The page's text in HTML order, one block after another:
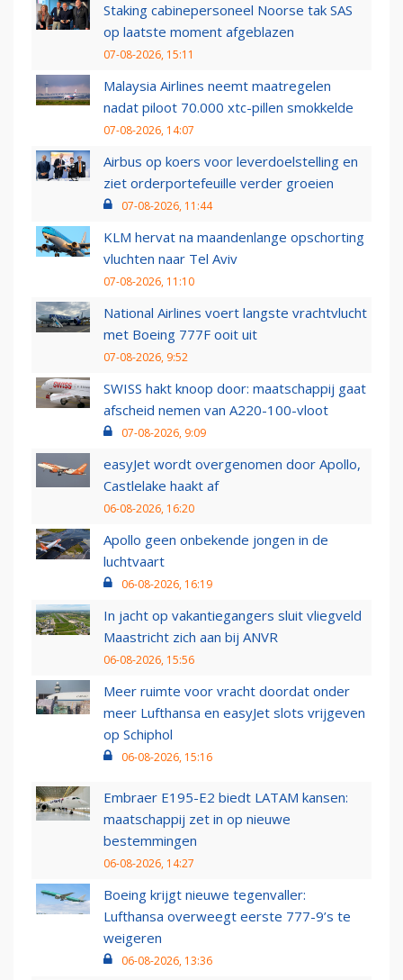
Staking cabinepersoneel Noorse tak SAS
op laatste moment afgeblazen
07-08-2026, 15:11
Malaysia Airlines neemt maatregelen
nadat piloot 70.000 xtc-pillen smokkelde
07-08-2026, 14:07
Airbus op koers voor leverdoelstelling en
ziet orderportefeuille verder groeien
07-08-2026, 11:44
KLM hervat na maandenlange opschorting
vluchten naar Tel Aviv
07-08-2026, 11:10
National Airlines voert langste vrachtvlucht
met Boeing 777F ooit uit
07-08-2026, 9:52
SWISS hakt knoop door: maatschappij gaat
afscheid nemen van A220-100-vloot
07-08-2026, 9:09
easyJet wordt overgenomen door Apollo,
Castlelake haakt af
06-08-2026, 16:20
Apollo geen onbekende jongen in de
luchtvaart
06-08-2026, 16:19
In jacht op vakantiegangers sluit vliegveld
Maastricht zich aan bij ANVR
06-08-2026, 15:56
Meer ruimte voor vracht doordat onder
meer Lufthansa en easyJet slots vrijgeven
op Schiphol
06-08-2026, 15:16
Embraer E195-E2 biedt LATAM kansen:
maatschappij zet in op nieuwe
bestemmingen
06-08-2026, 14:27
Boeing krijgt nieuwe tegenvaller:
Lufthansa overweegt eerste 777-9’s te
weigeren
06-08-2026, 13:36